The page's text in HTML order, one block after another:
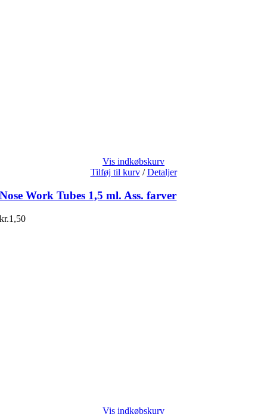
Vis indkøbskurv
Tilføj til kurv / Detaljer
Nose Work Tubes 1,5 ml. Ass. farver
kr.1,50
Vis indkøbskurv